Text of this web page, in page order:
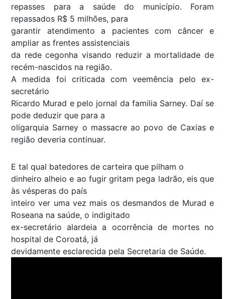
repasses para a saúde do município. Foram
repassados R$ 5 milhões, para
garantir atendimento a pacientes com câncer e
ampliar as frentes assistenciais
da rede cegonha visando reduzir a mortalidade de
recém-nascidos na região.
A medida foi criticada com veemência pelo ex-
secretário
Ricardo Murad e pelo jornal da familia Sarney. Daí se
pode deduzir que para a
oligarquia Sarney o massacre ao povo de Caxias e
região deveria continuar.
E tal qual batedores de carteira que pilham o
dinheiro alheio e ao fugir gritam pega ladrão, eis que
às vésperas do país
inteiro ver uma vez mais os desmandos de Murad e
Roseana na saúde, o indigitado
ex-secretário alardeia a ocorrência de mortes no
hospital de Coroatá, já
devidamente esclarecida pela Secretaria de Saúde.